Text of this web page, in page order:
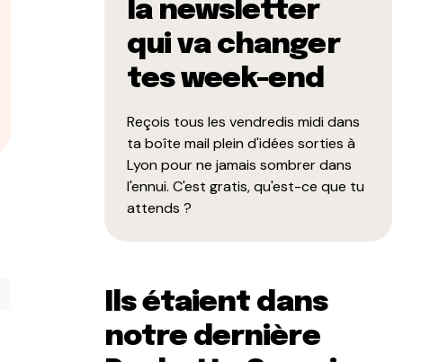
la newsletter
qui va changer
tes week-end
Reçois tous les vendredis midi dans
ta boîte mail plein d'idées sorties à
Lyon pour ne jamais sombrer dans
l'ennui. C'est gratis, qu'est-ce que tu
attends ?
Ils étaient dans
notre dernière